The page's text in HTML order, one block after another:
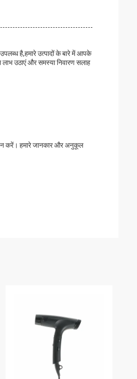
है,हमारे उत्पादों के बारे में आपके
उठाएं और समस्या निवारण सलाह
न करें। हमारे जानकार और अनुकूल